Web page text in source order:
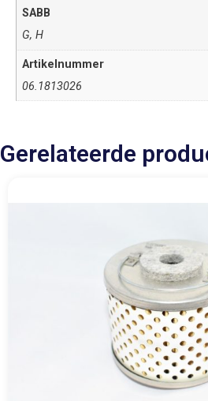
SABB
G, H
Artikelnummer
06.1813026
Gerelateerde